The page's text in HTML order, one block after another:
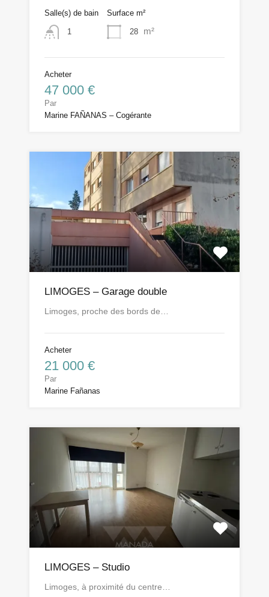
Salle(s) de bain
1
Surface m²
28 m²
Acheter
47 000 €
Par
Marine FAÑANAS – Cogérante
LIMOGES – Garage double
Limoges, proche des bords de…
Acheter
21 000 €
Par
Marine Fañanas
LIMOGES – Studio
Limoges, à proximité du centre…